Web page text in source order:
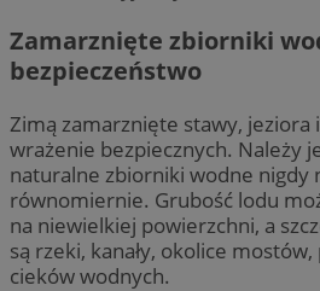
Zamarznięte zbiorniki
bezpieczeństwo
Zimą zamarznięte stawy, jeziora
wrażenie bezpiecznych. Należy
naturalne zbiorniki wodne nigdy
równomiernie. Grubość lodu
na niewielkiej powierzchni, a
są rzeki, kanały, okolice
cieków wodnych.